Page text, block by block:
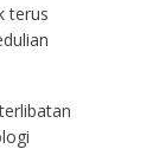
terus